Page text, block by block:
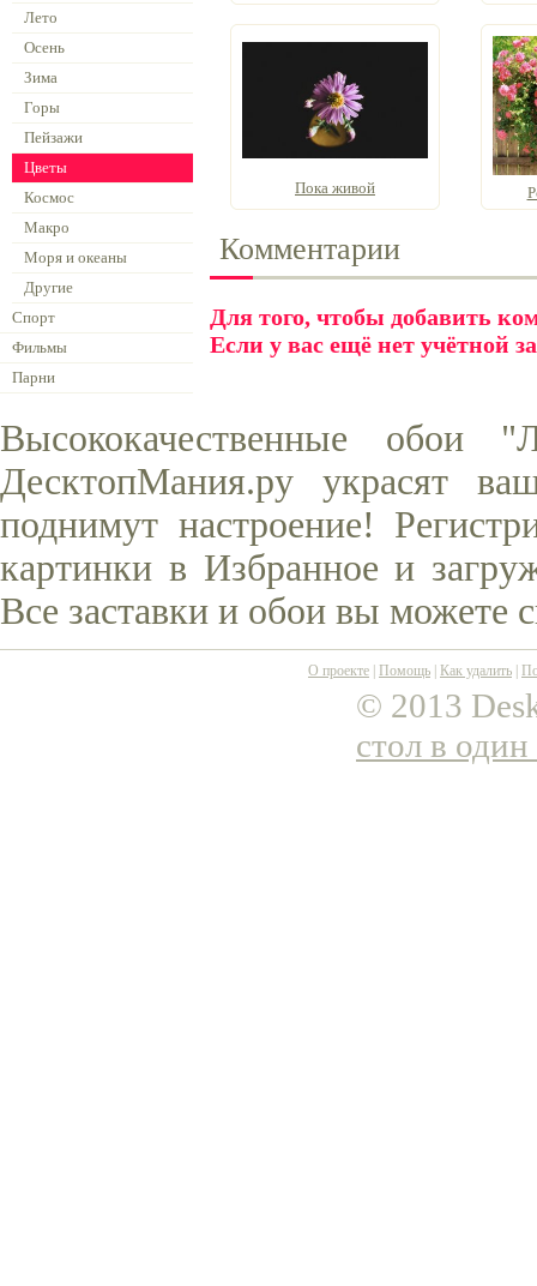
Лето
Осень
Зима
Горы
Пейзажи
Цветы
Космос
Макро
Моря и океаны
Другие
Спорт
Фильмы
Парни
Пока живой
Комментарии
Для того, чтобы добавить
Если у вас ещё нет учётной
Высококачественные
ДесктопМания.ру украсят
поднимут настроение!
картинки в Избранное и
Все заставки и обои вы можете
О проекте Помощь Как удалить
© 2013
стол в